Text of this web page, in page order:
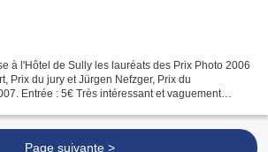
à l'Hôtel de Sully les lauréats des Prix Photo 2006
Prix du jury et Jürgen Nefzger, Prix du
Entrée : 5€ Très intéressant et vaguement
Page suivante >